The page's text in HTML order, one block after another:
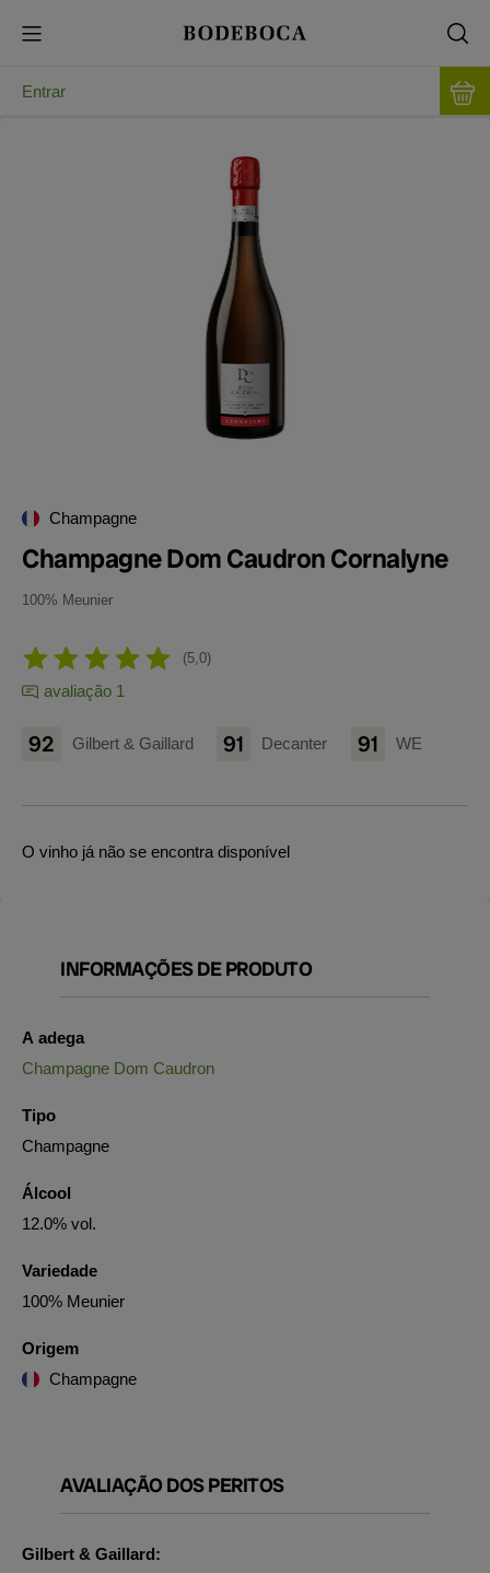
Entrar
Champagne
Champagne Dom Caudron Cornalyne
100% Meunier
5,0
avaliação 1
92 Gilbert & Gaillard 91 Decanter 91 WE
O vinho já não se encontra disponível
INFORMAÇÕES DE PRODUTO
A adega
Champagne Dom Caudron
Tipo
Champagne
Álcool
12.0% vol.
Variedade
100% Meunier
Origem
Champagne
AVALIAÇÃO DOS PERITOS
Gilbert & Gaillard: